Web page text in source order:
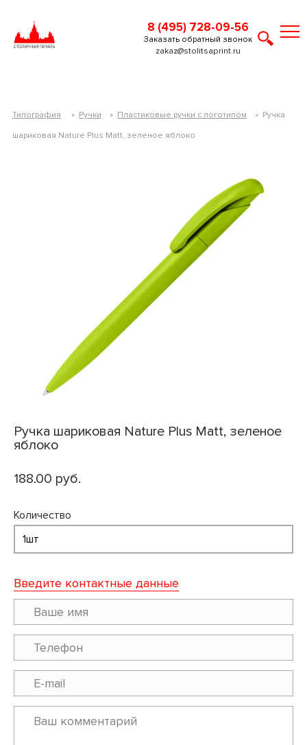
8 (495) 728-09-56
zakaz@stolitsaprint.ru
Заказать обратный звонок
Типография » Ручки » Пластиковые ручки с логотипом » Ручка
шариковая Nature Plus Matt, зеленое яблоко
Ручка шариковая Nature Plus Matt, зеленое
яблоко
188.00 руб.
Количество
Введите контактные данные